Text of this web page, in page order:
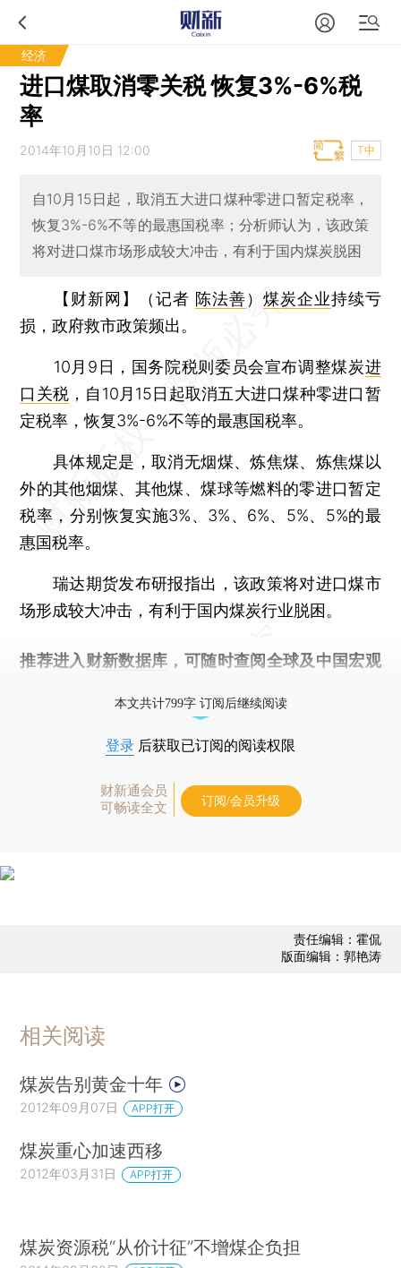
经济
进口煤取消零关税 恢复3%-6%税
率
2014年10月10日 12:00 T中
自10月15日起，取消五大进口煤种零进口暂定税率，
恢复3%-6%不等的最惠国税率；分析师认为，该政策
将对进口煤市场形成较大冲击，有利于国内煤炭脱困
【财新网】（记者 陈法善） 煤炭企业持续亏
损，政府救市政策频出。
10月9日，国务院税则委员会宣布调整煤炭进
口关税 ，自10月15日起取消五大进口煤种零进口暂
定税率，恢复3%-6%不等的最惠国税率。
具体规定是，取消无烟煤、炼焦煤、炼焦煤以
外的其他烟煤、其他煤、煤球等燃料的零进口暂定
税率，分别恢复实施3%、3%、6%、5%、5%的最
惠国税率。
瑞达期货发布研报指出，该政策将对进口煤市
场形成较大冲击，有利于国内煤炭行业脱困。
推荐进入 财新数据库 ，可随时查阅全球及中国宏观
本文共计799字 订阅后继续阅读
登录 后获取已订阅的阅读权限
财新通会员
可畅读全文
订阅/会员升级
责任编辑：霍侃
版面编辑：郭艳涛
相关阅读
煤炭告别黄金十年
2012年09月07日 APP打开
煤炭重心加速西移
2012年03月31日 APP打开
煤炭资源税“从价计征”不增煤企负担